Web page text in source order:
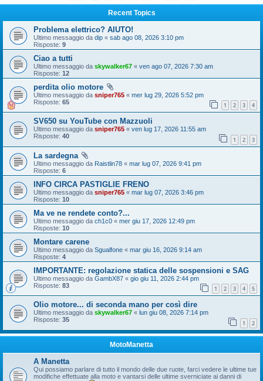
Recent Topics
Problema elettrico? AIUTO!
Ultimo messaggio da dip « sab ago 08, 2026 3:10 pm
Risposte: 9
Ciao a tutti
Ultimo messaggio da skywalker67 « ven ago 07, 2026 7:30 am
Risposte: 12
perdita olio motore
Ultimo messaggio da sniper765 « mer lug 29, 2026 5:52 pm
Risposte: 65 1 2 3 4
SV650 su YouTube con Mazzuoli
Ultimo messaggio da sniper765 « ven lug 17, 2026 11:55 am
Risposte: 40 1 2 3
La sardegna
Ultimo messaggio da Raistlin78 « mar lug 07, 2026 9:41 pm
Risposte: 6
INFO CIRCA PASTIGLIE FRENO
Ultimo messaggio da sniper765 « mar lug 07, 2026 3:46 pm
Risposte: 10
Ma ve ne rendete conto?...
Ultimo messaggio da ch1c0 « mer giu 17, 2026 12:49 pm
Risposte: 10
Montare carene
Ultimo messaggio da Sgualfone « mar giu 16, 2026 9:14 am
Risposte: 4
IMPORTANTE: regolazione statica delle sospensioni e SAG
Ultimo messaggio da GambX87 « gio giu 11, 2026 2:44 pm
Risposte: 83 1 2 3 4 5
Olio motore... di seconda mano per così dire
Ultimo messaggio da skywalker67 « lun giu 08, 2026 7:14 pm
Risposte: 35 1 2
MotoManetta
A Manetta
Qui possiamo parlare di tutto il mondo delle due ruote, farci vedere le ultime tue
modifiche effettuate alla moto e vantarsi delle ultime sverniciate ai danni di